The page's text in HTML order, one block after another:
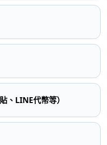
、LINE代幣等）